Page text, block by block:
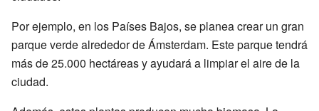
Por ejemplo, en los Países Bajos, se planea crear un gran
parque verde alrededor de Ámsterdam. Este parque tendrá
más de 25.000 hectáreas y ayudará a limpiar el aire de la
ciudad.